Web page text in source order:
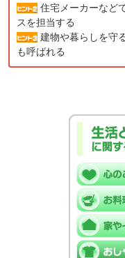
住宅メーカーなど
スを担当する
建物や暮らしを守
も呼ばれる